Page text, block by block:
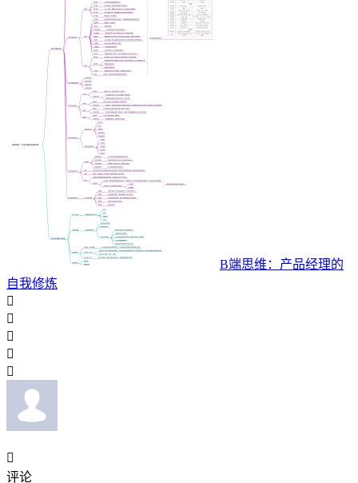
B端思维：产品经理的
自我修炼






评论